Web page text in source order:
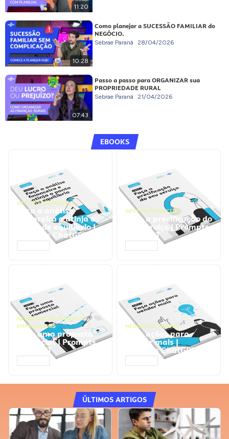
11:20
10:28
Como planejar a SUCESSÃO FAMILIAR do
NEGÓCIO.
Sebrae Paraná 28/04/2026
07:43
Passo a passo para ORGANIZAR sua
PROPRIEDADE RURAL
Sebrae Paraná 21/04/2026
EBOOKS
GESTÃO FINANCEIRA
Faça a análise
financeira e atinja o
ponto de equilíbrio |
Prompts ChatGPT
GESTÃO FINANCEIRA
Faça a precificação do
seu serviço | Prompts
ChatGPT
NEGÓCIOS, PROCESSOS
EMPRESARIAIS
Faça uma proposta
comercial | Prompts
ChatGPT
NEGÓCIOS, VENDAS
Faça ações para
vender mais |
Prompts ChatGPT
ÚLTIMOS ARTIGOS